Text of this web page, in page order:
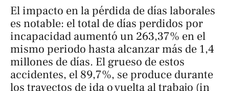
El impacto en la pérdida de días laborales
es notable: el total de días perdidos por
incapacidad aumentó un 263,37% en el
mismo periodo hasta alcanzar más de 1,4
millones de días. El grueso de estos
accidentes, el 89,7%, se produce durante
los trayectos de ida o vuelta al trabajo (in